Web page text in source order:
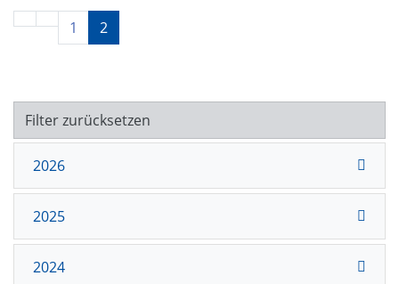
1 2
Filter zurücksetzen
2026
2025
2024